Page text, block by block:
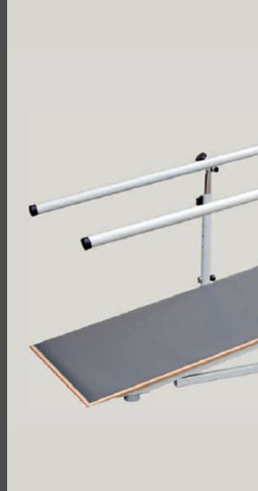
10 Наших
О компании
Наши
Наши
Контакты
9:00 -18:00